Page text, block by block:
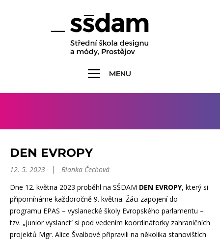
MENU
DEN EVROPY
12. 5. 2023
Blanka Čechová
Dne 12. května 2023 proběhl na SŠDAM DEN EVROPY, který si
připomínáme každoročně 9. května. Žáci zapojení do
programu EPAS – vyslanecké školy Evropského parlamentu –
tzv. „junior vyslanci“ si pod vedením koordinátorky zahraničních
projektů Mgr. Alice Švalbové připravili na několika stanovištích